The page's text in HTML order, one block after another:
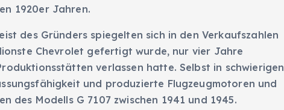
1920er Jahren.
des Gründers spiegelten sich in den Verkaufszahlen
Chevrolet gefertigt wurde, nur vier Jahre
verlassen hatte. Selbst in schwierigen
und produzierte Flugzeugmotoren und
des Modells G 7107 zwischen 1941 und 1945.